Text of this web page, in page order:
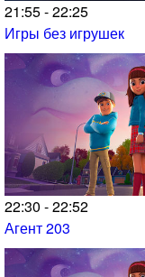
21:55 - 22:25
Игры без игрушек
22:30 - 22:52
Агент 203